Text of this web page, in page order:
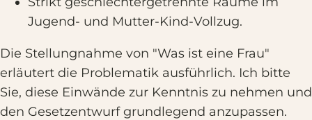
Jugend- und Mutter-Kind-Vollzug.
Die Stellungnahme von "Was ist eine Frau"
erläutert die Problematik ausführlich. Ich bitte
Sie, diese Einwände zur Kenntnis zu nehmen und
den Gesetzentwurf grundlegend anzupassen.